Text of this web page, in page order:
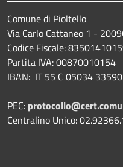
Comune di Pioltello
Via Carlo Cattaneo 1 -
Codice Fiscale:
Partita IVA: 00870010154
IBAN: IT 55 C 05034
PEC:
Centralino Unico: